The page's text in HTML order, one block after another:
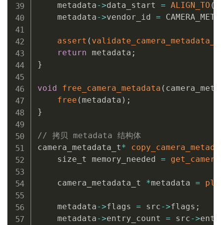
    metadata
->data_start = ALIGN_TO (
    metadata
->vendor_id =
assert (
return metadata ;
}
void free_camera_metadata (
free (metadata ) ;
}
// 拷贝 metadata 结构体
camera_metadata_t*
    size_t memory_needed
=
    camera_metadata_t
*metadata =
    metadata
->flags = src->flags ;
    metadata
->entry_count = src->